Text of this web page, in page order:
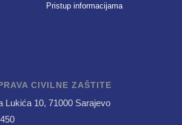
Pristup informacijama
CIVILNE ZAŠTITE
Lukića 10, 71000 Sarajevo